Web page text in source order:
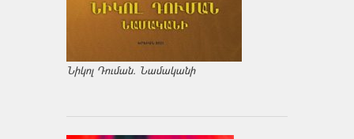
Նիկոլ Դուման. Նամականի